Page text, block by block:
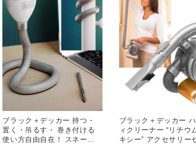
ブラック＋デッカー 持つ・
置く・吊るす・ 巻き付ける
使い方自由自在！ スネーク
ブラック＋デッカー
ィクリーナー “リチウ
キシー” アクセサリー